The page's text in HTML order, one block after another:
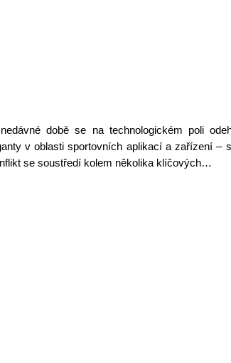
době se na technologickém poli
v oblasti sportovních aplikací a zařízení –
se soustředí kolem několika klíčových…